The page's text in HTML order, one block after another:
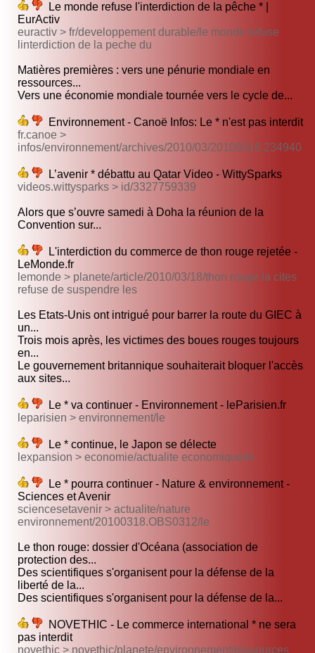
Le monde refuse l'interdiction de la pêche * |
EurActiv
euractiv > fr/developpement durable/le monde refuse
linterdiction de la peche du
Matières premières : vers une pénurie mondiale en
ressources...
Vers une économie mondiale tournée vers le cycle de...
Environnement - Canoë Infos: Le * n'est pas interdit
fr.canoe >
infos/environnement/archives/2010/03/20100318 234940
L’avenir * débattu au Qatar Video - WittySparks
videos.wittysparks > id/3327759339
Alors que s’ouvre samedi à Doha la réunion de la
Convention sur...
L'interdiction du commerce de thon rouge rejetée -
LeMonde.fr
lemonde > planete/article/2010/03/18/thon rouge la cites
refuse de suspendre les
Les Etats-Unis ont intrigué pour barrer la route du GIEC à
un...
Trois mois après, les victimes des boues rouges toujours
en...
Le gouvernement britannique souhaiterait bloquer l'accès
aux sites...
Le * va continuer - Environnement - leParisien.fr
leparisien > environnement/le
Le * continue, le Japon se délecte
lexpansion > economie/actualite economique/le
Le * pourra continuer - Nature & environnement -
Sciences et Avenir
sciencesetavenir > actualite/nature
environnement/20100318.OBS0312/le
Le thon rouge: dossier d'Océana (association de
protection des...
Des scientifiques s'organisent pour la défense de la
liberté de la...
Des scientifiques s'organisent pour la défense de la...
NOVETHIC - Le commerce international * ne sera
pas interdit
novethic > novethic/planete/environnement/ressources